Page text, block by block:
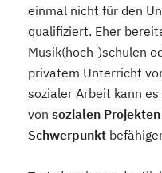
einmal nicht für den
qualifiziert. Eher
Musik(hoch-)schulen
privatem Unterricht
sozialer Arbeit kann
von sozialen
Schwerpunkt